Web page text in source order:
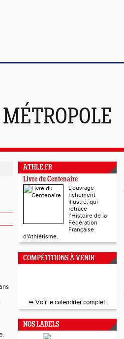
ATHLE.FR
Livre du Centenaire
L'ouvrage
richement
illustré, qui
retrace
l’Histoire de la
Fédération
Française
d'Athlétisme.
COMPÉTITIONS À VENIR
➥ Voir le calendrier complet
NOS LABELS